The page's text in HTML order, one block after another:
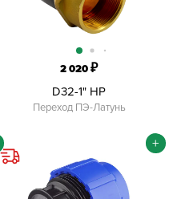
2 020₽
D32-1" НР
Переход ПЭ-Латунь
+